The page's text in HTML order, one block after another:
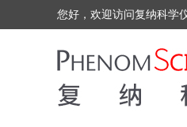
您好，欢迎访问复纳科学